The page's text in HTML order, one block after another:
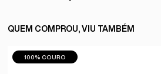
QUEM COMPROU, VIU TAMBÉM
100% COURO